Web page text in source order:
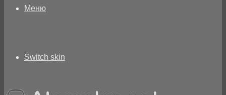
Меню
Switch skin